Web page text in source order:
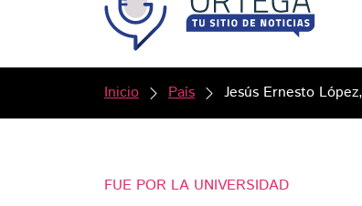
Inicio País Jesús Ernesto
FUE POR LA UNIVERSIDAD